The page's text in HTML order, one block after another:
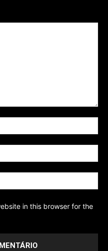
in this browser for the